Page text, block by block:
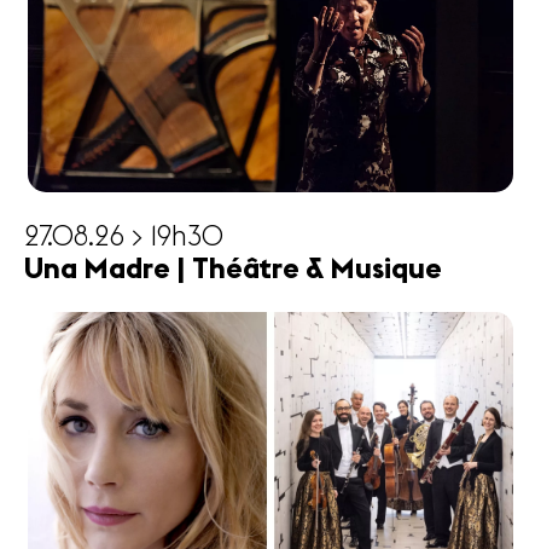
27.08.26 > 19h30
Una Madre | Théâtre & Musique